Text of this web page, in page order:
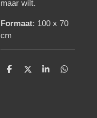
maar wilt.
Formaat: 100 x 70
cm
D
D
S
D